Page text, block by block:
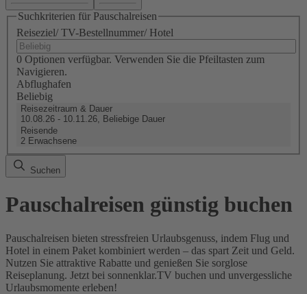
Suchkriterien für Pauschalreisen
Reiseziel/ TV-Bestellnummer/ Hotel
0 Optionen verfügbar. Verwenden Sie die Pfeiltasten zum
Navigieren.
Abflughafen
Beliebig
Reisezeitraum & Dauer
10.08.26 - 10.11.26, Beliebige Dauer
Reisende
2 Erwachsene
Suchen
Pauschalreisen günstig buchen
Pauschalreisen bieten stressfreien Urlaubsgenuss, indem Flug und
Hotel in einem Paket kombiniert werden – das spart Zeit und Geld.
Nutzen Sie attraktive Rabatte und genießen Sie sorglose
Reiseplanung. Jetzt bei sonnenklar.TV buchen und unvergessliche
Urlaubsmomente erleben!